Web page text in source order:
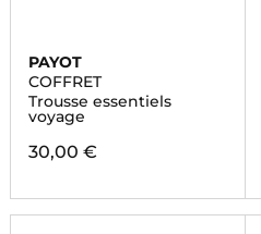
PAYOT
COFFRET
Trousse essentiels
voyage
30,00 €